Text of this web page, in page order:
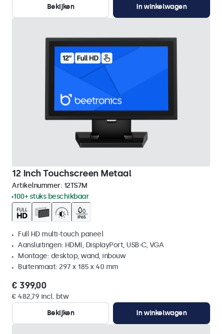
Bekijken
In winkelwagen
12 Inch Touchscreen Metaal
Artikelnummer: 12TS7M
100+ stuks beschikbaar
Full HD multi-touch paneel
Aansluitingen: HDMI, DisplayPort, USB-C, VGA
Montage: desktop, wand, inbouw
Buitenmaat: 297 x 185 x 40 mm
€ 399,00
€ 482,79 incl. btw
Bekijken
In winkelwagen